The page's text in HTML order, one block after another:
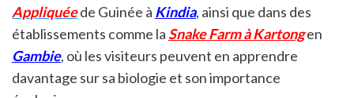
Appliquéede Guinée à Kindia, ainsi que dans des
établissements comme la Snake Farm à Kartongen
Gambie, où les visiteurs peuvent en apprendre
davantage sur sa biologie et son importance